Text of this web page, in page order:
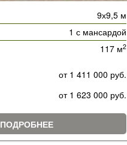
9х9,5 м
1 с мансардой
117 м2
от 1 411 000 руб.
от 1 623 000 руб.
ПОДРОБНЕЕ